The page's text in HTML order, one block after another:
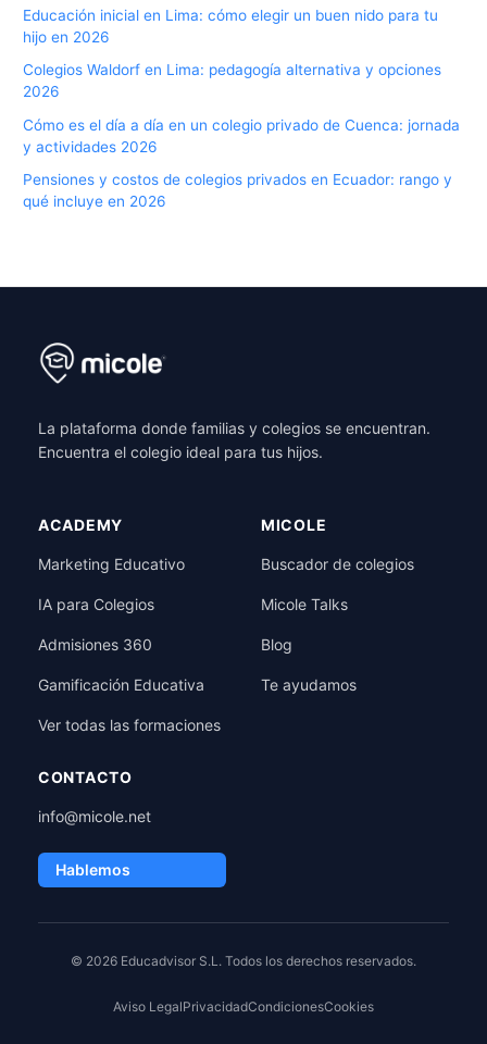
Educación inicial en Lima: cómo elegir un buen nido para tu
hijo en 2026
Colegios Waldorf en Lima: pedagogía alternativa y opciones
2026
Cómo es el día a día en un colegio privado de Cuenca: jornada
y actividades 2026
Pensiones y costos de colegios privados en Ecuador: rango y
qué incluye en 2026
La plataforma donde familias y colegios se encuentran.
Encuentra el colegio ideal para tus hijos.
ACADEMY
Marketing Educativo
IA para Colegios
Admisiones 360
Gamificación Educativa
Ver todas las formaciones
MICOLE
Buscador de colegios
Micole Talks
Blog
Te ayudamos
CONTACTO
info@micole.net
Hablemos
© 2026 Educadvisor S.L. Todos los derechos reservados.
Aviso LegalPrivacidadCondicionesCookies